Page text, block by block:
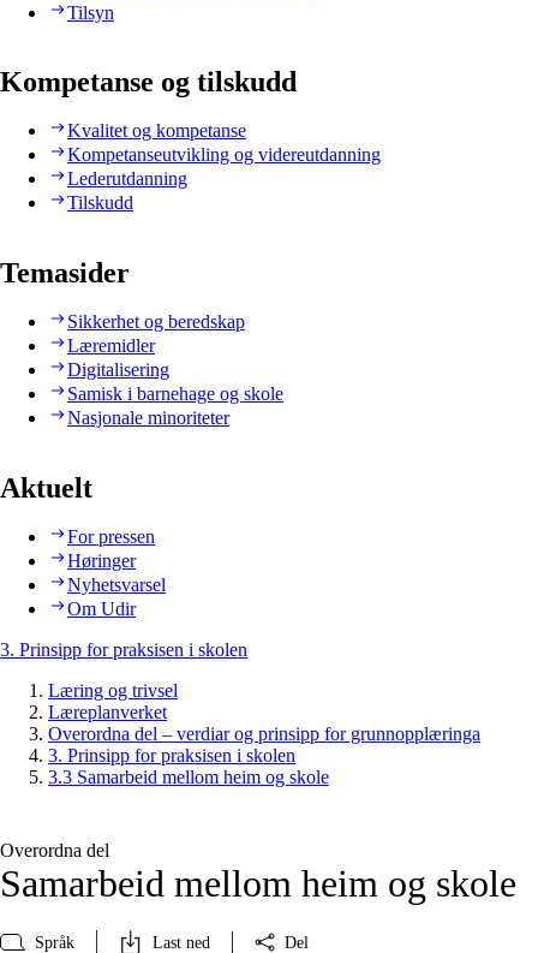
Tilsyn
Kompetanse og tilskudd
Kvalitet og kompetanse
Kompetanseutvikling og videreutdanning
Lederutdanning
Tilskudd
Temasider
Sikkerhet og beredskap
Læremidler
Digitalisering
Samisk i barnehage og skole
Nasjonale minoriteter
Aktuelt
For pressen
Høringer
Nyhetsvarsel
Om Udir
3. Prinsipp for praksisen i skolen
Læring og trivsel
Læreplanverket
Overordna del – verdiar og prinsipp for grunnopplæringa
3. Prinsipp for praksisen i skolen
3.3 Samarbeid mellom heim og skole
Overordna del
Samarbeid mellom heim og skole
Språk Last ned Del